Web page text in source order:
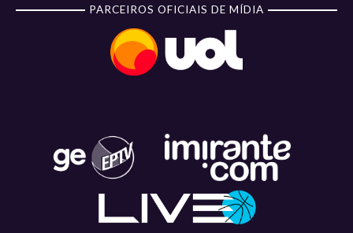
PARCEIROS OFICIAIS DE MÍDIA